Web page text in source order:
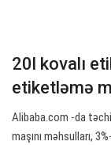
20l kovalı
etiketləmə
Alibaba.com -da
maşını məhsulları,